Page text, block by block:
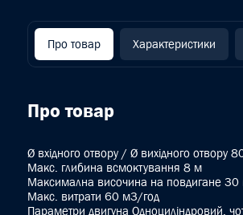
Про товар Характеристики
Про товар
Ø вхідного отвору / Ø вихідного отвору
Макс. глибина всмоктування 8 м
Максимална височина на повдигане 30
Mакс. витрати 60 м3/год
Параметри двигуна Одноциліндровий,